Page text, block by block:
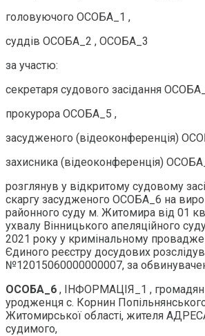
головуючого ОСОБА_1 ,
суддів ОСОБА_2 , ОСОБА_3
за участю:
секретаря судового засідання
прокурора ОСОБА_5 ,
засудженого (відеоконференція)
захисника (відеоконференція)
розглянув у відкритому судовому
скаргу засудженого ОСОБА_6 на
районного суду м. Житомира від 01
ухвалу Вінницького апеляційного
2021 року у кримінальному
Єдиного реєстру досудових
№12015060000000007, за
ОСОБА_6 , ІНФОРМАЦІЯ_1 ,
уродженця с. Корнин
Житомирської області, жителя
судимого,